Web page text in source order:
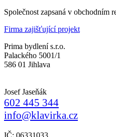
Společnost zapsaná v obchodním
Firma zajišťující projekt
Prima bydlení s.r.o.
Palackého 5001/1
586 01 Jihlava
Josef Jaseňák
602 445 344
info@klavirka.cz